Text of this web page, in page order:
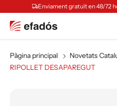
Enviament gratuït en 48/72
Pàgina principal
Novetats
RIPOLLET DESAPAREGUT